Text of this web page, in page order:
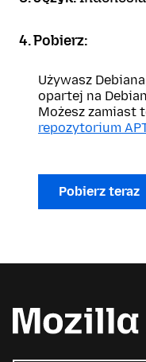
4. Pobierz:
Używasz
opartej na
Możesz zamiast
repozytorium APT
Pobierz teraz